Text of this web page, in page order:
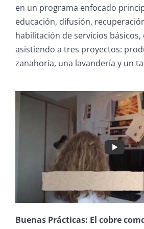
en un programa enfocado
educación, difusión,
habilitación de servicios
asistiendo a tres proyectos:
zanahoria, una lavandería y un
Buenas Prácticas: El cobre